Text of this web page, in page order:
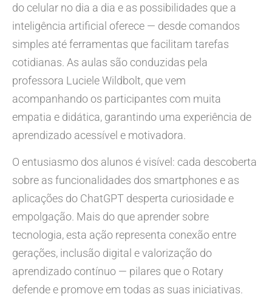
do celular no dia a dia e as possibilidades que a
inteligência artificial oferece — desde comandos
simples até ferramentas que facilitam tarefas
cotidianas. As aulas são conduzidas pela
professora Luciele Wildbolt, que vem
acompanhando os participantes com muita
empatia e didática, garantindo uma experiência de
aprendizado acessível e motivadora.
O entusiasmo dos alunos é visível: cada descoberta
sobre as funcionalidades dos smartphones e as
aplicações do ChatGPT desperta curiosidade e
empolgação. Mais do que aprender sobre
tecnologia, esta ação representa conexão entre
gerações, inclusão digital e valorização do
aprendizado contínuo — pilares que o Rotary
defende e promove em todas as suas iniciativas.